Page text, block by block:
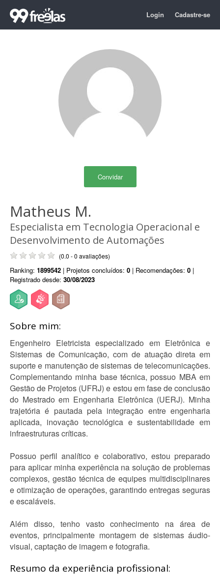
Login Cadastre-se
Convidar
Matheus M.
Especialista em Tecnologia Operacional e
Desenvolvimento de Automações
(0.0 - 0 avaliações)
Ranking: 1899542 | Projetos concluídos: 0 | Recomendações: 0 |
Registrado desde: 30/08/2023
Sobre mim:
Engenheiro Eletricista especializado em Eletrônica e
Sistemas de Comunicação, com de atuação direta em
suporte e manutenção de sistemas de telecomunicações.
Complementando minha base técnica, possuo MBA em
Gestão de Projetos (UFRJ) e estou em fase de conclusão
do Mestrado em Engenharia Eletrônica (UERJ). Minha
trajetória é pautada pela integração entre engenharia
aplicada, inovação tecnológica e sustentabilidade em
infraestruturas críticas.
Possuo perfil analítico e colaborativo, estou preparado
para aplicar minha experiência na solução de problemas
complexos, gestão técnica de equipes multidisciplinares
e otimização de operações, garantindo entregas seguras
e escaláveis.
Além disso, tenho vasto conhecimento na área de
eventos, principalmente montagem de sistemas áudio-
visual, captação de imagem e fotografia.
Resumo da experiência profissional: